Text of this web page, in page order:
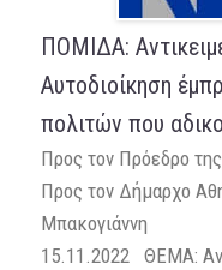
ΠΟΜΙΔΑ:
Αυτοδιοίκηση
πολιτών που
Προς τον Πρόεδρο
Προς τον Δήμαρχο
15.11.2022 ΘΕΜΑ: